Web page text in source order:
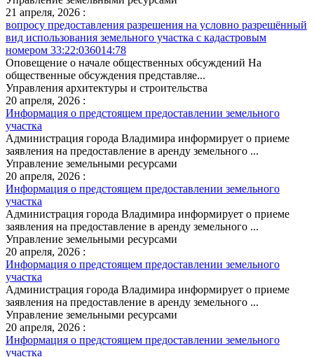
21 апреля, 2026 :
вопросу предоставления разрешения на условно разрешённый
вид использования земельного участка с кадастровым
номером 33:22:036014:78
Оповещение о начале общественных обсуждений На
общественные обсуждения представляе...
Управления архитектуры и строительства
20 апреля, 2026 :
Информация о предстоящем предоставлении земельного
участка
Администрация города Владимира информирует о приеме
заявления на предоставление в аренду земельного ...
Управление земельными ресурсами
20 апреля, 2026 :
Информация о предстоящем предоставлении земельного
участка
Администрация города Владимира информирует о приеме
заявления на предоставление в аренду земельного ...
Управление земельными ресурсами
20 апреля, 2026 :
Информация о предстоящем предоставлении земельного
участка
Администрация города Владимира информирует о приеме
заявления на предоставление в аренду земельного ...
Управление земельными ресурсами
20 апреля, 2026 :
Информация о предстоящем предоставлении земельного
участка